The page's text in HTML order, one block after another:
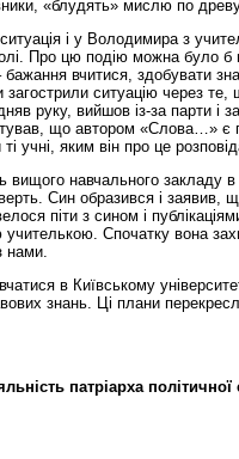
«блудять» мислю по
і у Володимира з
Про цю подію можна було б
вчитися, здобувати
ситуацію через
руку, вийшов із-за парти і
що автором «Слова…» є
учні, яким він про це
вищого навчального закладу
Син образився і заявив,
піти з сином і
учителькою. Спочатку вона
нами.
в Київському
знань. Ці плани
патріарха політичної